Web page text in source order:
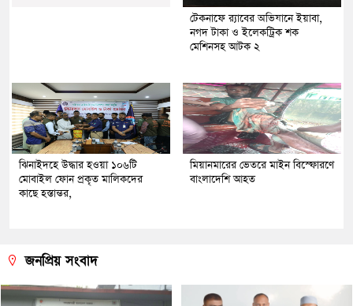
টেকনাফে র‌্যাবের অভিযানে ইয়াবা,
নগদ টাকা ও ইলেকট্রিক শক
মেশিনসহ আটক ২
ঝিনাইদহে উদ্ধার হওয়া ১০৬টি
মোবাইল ফোন প্রকৃত মালিকদের
কাছে হস্তান্তর,
মিয়ানমারের ভেতরে মাইন বিস্ফোরণে
বাংলাদেশি আহত
জনপ্রিয় সংবাদ